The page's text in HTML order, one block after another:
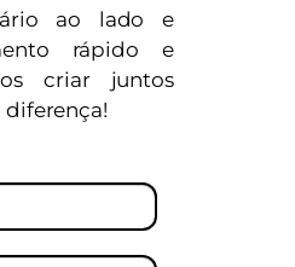
ao lado e
rápido e
criar juntos
diferença!